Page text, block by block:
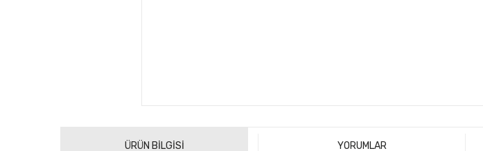
ÜRÜN BİLGİSİ YORUMLAR